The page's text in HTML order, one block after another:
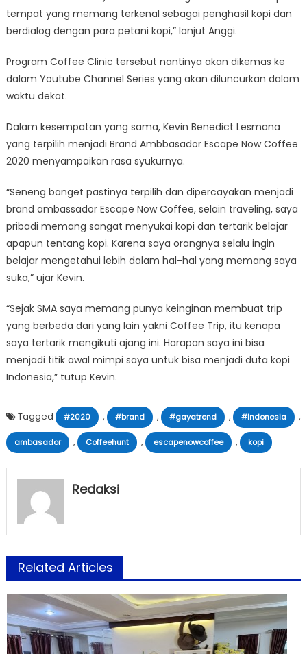
tempat yang memang terkenal sebagai penghasil kopi dan
berdialog dengan para petani kopi,” lanjut Anggi.
Program Coffee Clinic tersebut nantinya akan dikemas ke
dalam Youtube Channel Series yang akan diluncurkan dalam
waktu dekat.
Dalam kesempatan yang sama, Kevin Benedict Lesmana
yang terpilih menjadi Brand Ambbasador Escape Now Coffee
2020 menyampaikan rasa syukurnya.
“Seneng banget pastinya terpilih dan dipercayakan menjadi
brand ambassador Escape Now Coffee, selain traveling, saya
pribadi memang sangat menyukai kopi dan tertarik belajar
apapun tentang kopi. Karena saya orangnya selalu ingin
belajar mengetahui lebih dalam hal-hal yang memang saya
suka,” ujar Kevin.
“Sejak SMA saya memang punya keinginan membuat trip
yang berbeda dari yang lain yakni Coffee Trip, itu kenapa
saya tertarik mengikuti ajang ini. Harapan saya ini bisa
menjadi titik awal mimpi saya untuk bisa menjadi duta kopi
Indonesia,” tutup Kevin.
Tagged #2020 , #brand , #gayatrend , #Indonesia ,
ambasador , Coffeehunt , escapenowcoffee , kopi
Redaksi
Related Articles